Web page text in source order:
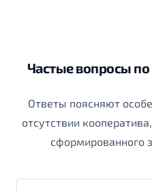
Частые вопросы
Ответы поясняют
отсутствии
сформированного